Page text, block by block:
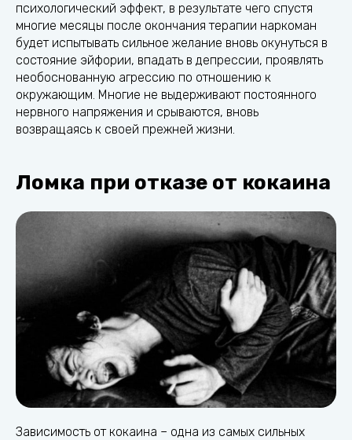
психологический эффект, в результате чего спустя
многие месяцы после окончания терапии наркоман
будет испытывать сильное желание вновь окунуться в
состояние эйфории, впадать в депрессии, проявлять
необоснованную агрессию по отношению к
окружающим. Многие не выдерживают постоянного
нервного напряжения и срываются, вновь
возвращаясь к своей прежней жизни.
Ломка при отказе от кокаина
Зависимость от кокаина – одна из самых сильных